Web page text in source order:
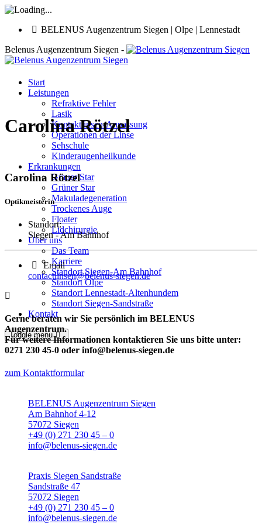
BELENUS Augenzentrum Siegen | Olpe | Lennestadt
Belenus Augenzentrum Siegen -
Start
Leistungen
Refraktive Fehler
Lasik
Kontaktlinsen-Anpassung
Operationen der Linse
Sehschule
Kinderaugenheilkunde
Erkrankungen
Grauer Star
Grüner Star
Makuladegeneration
Trockenes Auge
Floater
Lidchirurgie
Über uns
Das Team
Karriere
Standort Siegen-Am Bahnhof
Standort Olpe
Standort Lennestadt-Altenhundem
Standort Siegen-Sandstraße
Kontakt
Toggle menu
Carolina Rötzel
Carolina Rötzel
Optikmeisterin
Standort:
Siegen - Am Bahnhof
Email
contactlinsen@belenus-siegen.de
Gerne beraten wir Sie persönlich im BELENUS
Augenzentrum.
Für weitere Informationen kontaktieren Sie uns bitte unter:
0271 230 45-0 oder info@belenus-siegen.de
zum Kontaktformular
BELENUS Augenzentrum Siegen
Am Bahnhof 4-12
57072 Siegen
+49 (0) 271 230 45 – 0
info@belenus-siegen.de
Praxis Siegen Sandstraße
Sandstraße 47
57072 Siegen
+49 (0) 271 230 45 – 0
info@belenus-siegen.de